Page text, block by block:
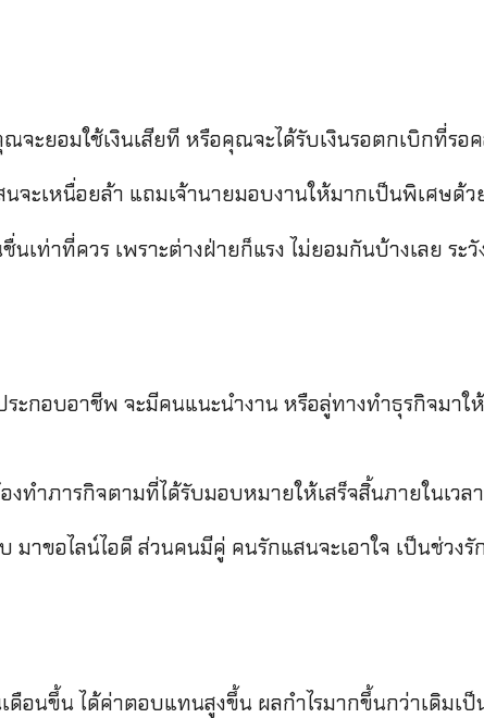
จะยอมใช้เงินเสียที หรือคุณจะได้รับเงินรอตกเบิกที่รอ
จะเหนื่อยล้า แถมเจ้านายมอบงานให้มากเป็นพิเศษด้ว
เท่าที่ควร เพราะต่างฝ่ายก็แรง ไม่ยอมกันบ้างเลย ระวั
ระกอบอาชีพ จะมีคนแนะนำงาน หรือลู่ทางทำธุรกิจมา
ทำภารกิจตามที่ได้รับมอบหมายให้เสร็จสิ้นภายในเวล
าขอไลน์ไอดี ส่วนคนมีคู่ คนรักแสนจะเอาใจ เป็นช่วง
เดือนขึ้น ได้ค่าตอบแทนสูงขึ้น ผลกำไรมากขึ้นกว่าเดิมเ